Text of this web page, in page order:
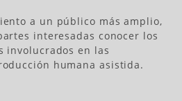
a un público más amplio,
interesadas conocer los
involucrados en las
humana asistida.